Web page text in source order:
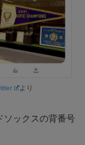
より
ソックスの背番号